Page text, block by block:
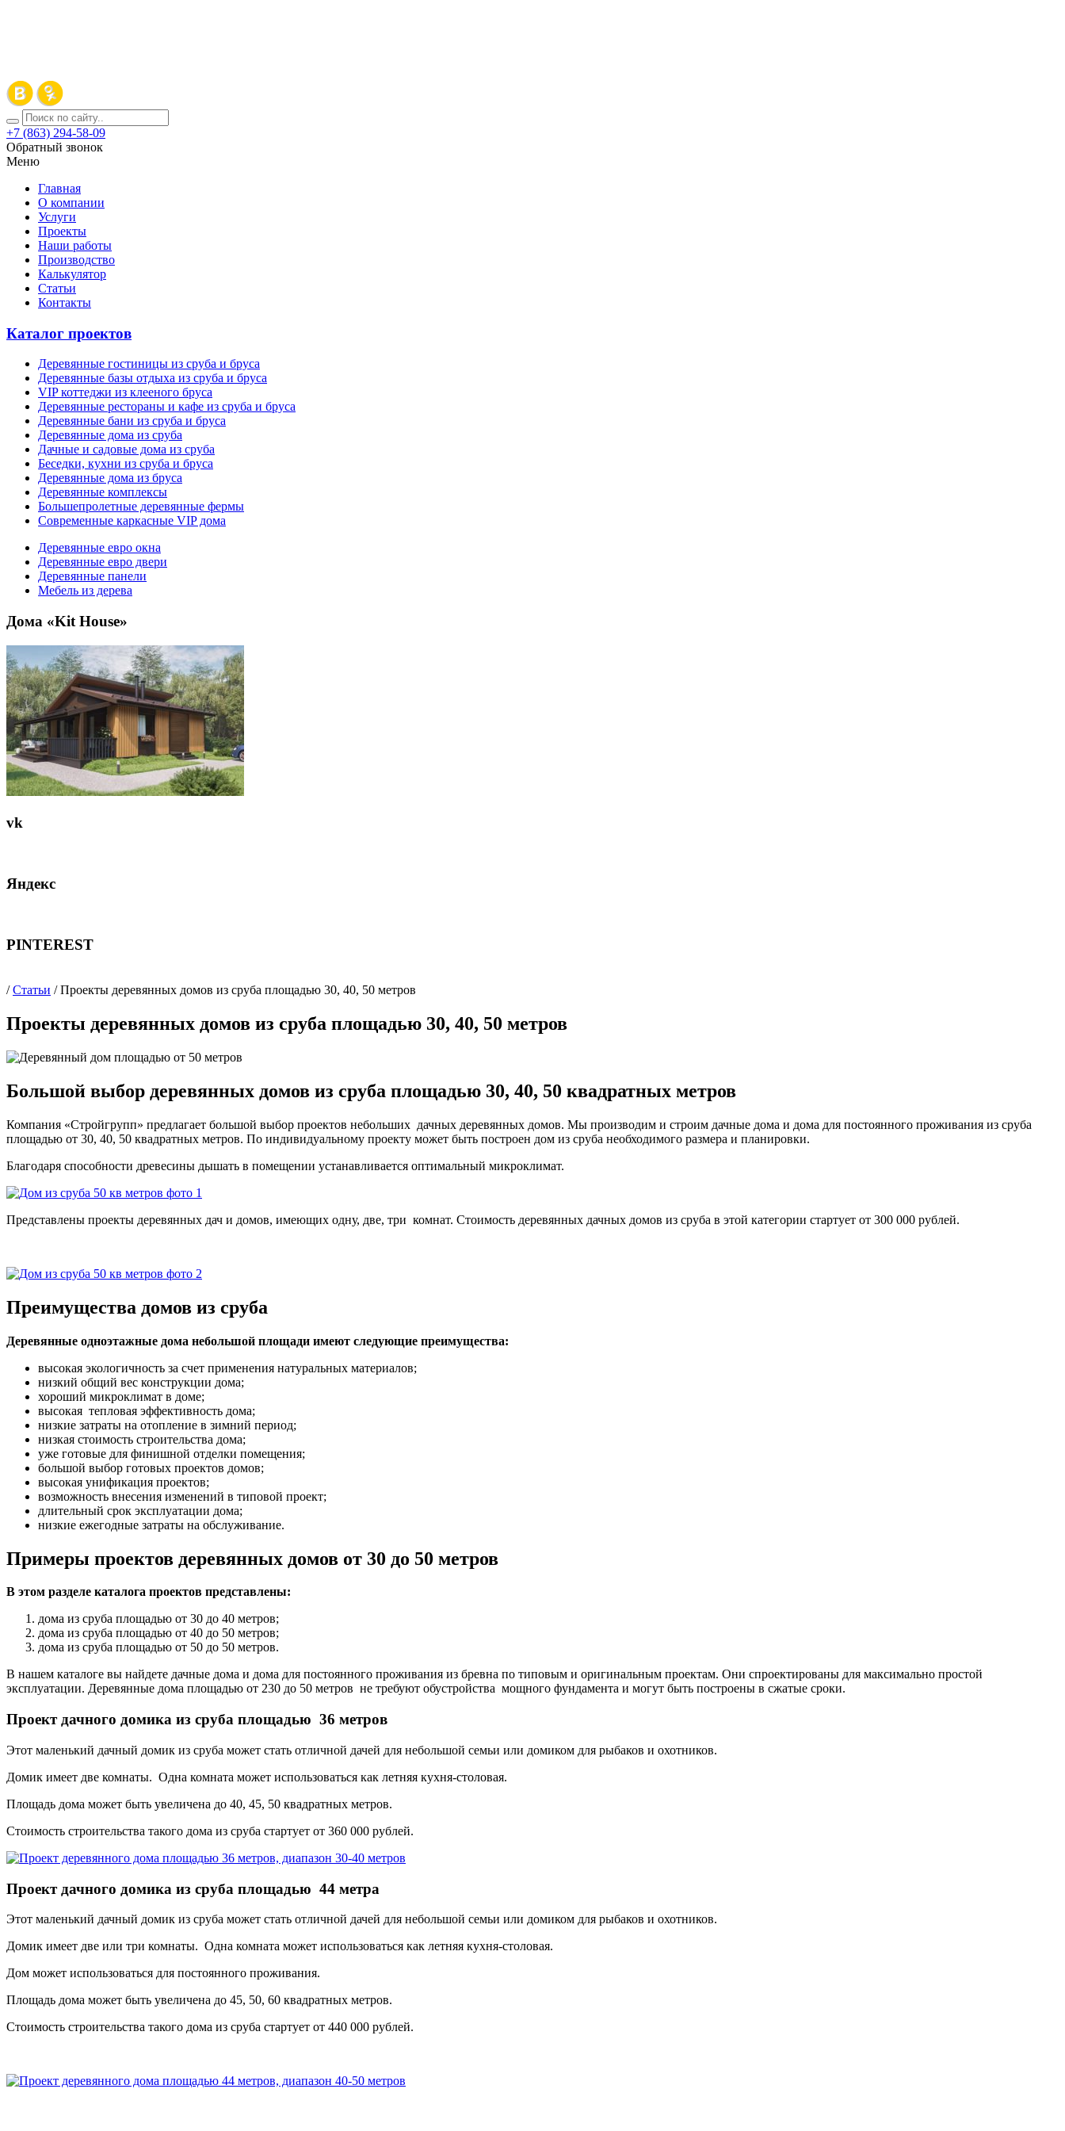
+7 (863) 294-58-09
Обратный звонок
Меню
Главная
О компании
Услуги
Проекты
Наши работы
Производство
Калькулятор
Статьи
Контакты
Каталог проектов
Деревянные гостиницы из сруба и бруса
Деревянные базы отдыха из сруба и бруса
VIP коттеджи из клееного бруса
Деревянные рестораны и кафе из сруба и бруса
Деревянные бани из сруба и бруса
Деревянные дома из сруба
Дачные и садовые дома из сруба
Беседки, кухни из сруба и бруса
Деревянные дома из бруса
Деревянные комплексы
Большепролетные деревянные фермы
Современные каркасные VIP дома
Деревянные евро окна
Деревянные евро двери
Деревянные панели
Мебель из дерева
Дома «Kit House»
vk
Яндекс
PINTEREST
/Статьи / Проекты деревянных домов из сруба площадью 30, 40, 50 метров
Проекты деревянных домов из сруба площадью 30, 40, 50 метров
Большой выбор деревянных домов из сруба площадью 30, 40, 50 квадратных метров
Компания «Стройгрупп» предлагает большой выбор проектов небольших дачных деревянных домов. Мы производим и строим дачные дома и дома для постоянного проживания из сруба
площадью от 30, 40, 50 квадратных метров. По индивидуальному проекту может быть построен дом из сруба необходимого размера и планировки.
Благодаря способности древесины дышать в помещении устанавливается оптимальный микроклимат.
Представлены проекты деревянных дач и домов, имеющих одну, две, три комнат. Стоимость деревянных дачных домов из сруба в этой категории стартует от 300 000 рублей.
Преимущества домов из сруба
Деревянные одноэтажные дома небольшой площади имеют следующие преимущества:
высокая экологичность за счет применения натуральных материалов;
низкий общий вес конструкции дома;
хороший микроклимат в доме;
высокая тепловая эффективность дома;
низкие затраты на отопление в зимний период;
низкая стоимость строительства дома;
уже готовые для финишной отделки помещения;
большой выбор готовых проектов домов;
высокая унификация проектов;
возможность внесения изменений в типовой проект;
длительный срок эксплуатации дома;
низкие ежегодные затраты на обслуживание.
Примеры проектов деревянных домов от 30 до 50 метров
В этом разделе каталога проектов представлены:
дома из сруба площадью от 30 до 40 метров;
дома из сруба площадью от 40 до 50 метров;
дома из сруба площадью от 50 до 50 метров.
В нашем каталоге вы найдете дачные дома и дома для постоянного проживания из бревна по типовым и оригинальным проектам. Они спроектированы для максимально простой
эксплуатации. Деревянные дома площадью от 230 до 50 метров не требуют обустройства мощного фундамента и могут быть построены в сжатые сроки.
Проект дачного домика из сруба площадью 36 метров
Этот маленький дачный домик из сруба может стать отличной дачей для небольшой семьи или домиком для рыбаков и охотников.
Домик имеет две комнаты. Одна комната может использоваться как летняя кухня-столовая.
Площадь дома может быть увеличена до 40, 45, 50 квадратных метров.
Стоимость строительства такого дома из сруба стартует от 360 000 рублей.
Проект дачного домика из сруба площадью 44 метра
Этот маленький дачный домик из сруба может стать отличной дачей для небольшой семьи или домиком для рыбаков и охотников.
Домик имеет две или три комнаты. Одна комната может использоваться как летняя кухня-столовая.
Дом может использоваться для постоянного проживания.
Площадь дома может быть увеличена до 45, 50, 60 квадратных метров.
Стоимость строительства такого дома из сруба стартует от 440 000 рублей.